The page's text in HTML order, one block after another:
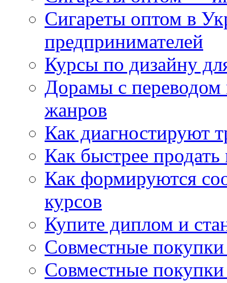
Сигареты оптом в
предпринимателей
Курсы по дизайну
Дорамы с переводом
жанров
Как диагностируют
Как быстрее
Как формируются
курсов
Купите диплом и
Совместные
Совместные покупки